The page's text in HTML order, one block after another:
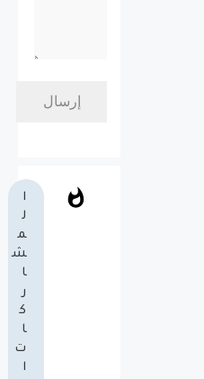
ا
ل
م
ش
ا
ر
ك
ا
ت
ا